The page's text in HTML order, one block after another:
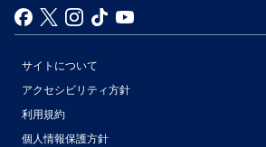
サイトについて
アクセシビリティ方針
利用規約
個人情報保護方針